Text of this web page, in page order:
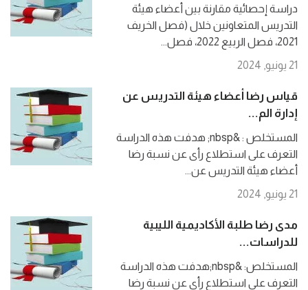
دراسة إحصائية مقارنة بين أعضاء هيئة
التدريس المتعاونين خلال (فصل الخريف
2021، فصل الربيع 2022، فصل...
21 يونيو, 2024
قياس رضا أعضاء هيئة التدريس عن
إدارة الم...
المستخلص : &nbsp; هدفت هذه الدراسة
التعرف على استطلاع رأى عن نسبة رضا
أعضاء هيئة التدريس عن...
21 يونيو, 2024
مدى رضا طلبة الأكاديمية الليبية
للدراسات...
المستخلص: &nbsp;هدفت هذه الدراسة
التعرف على استطلاع رأى عن نسبة رضا